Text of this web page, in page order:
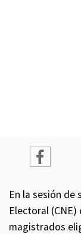
En la sesión de
Electoral
magistrados